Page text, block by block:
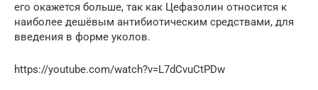
его окажется больше, так как Цефазолин относится к
наиболее дешёвым антибиотическим средствами, для
введения в форме уколов.
https://youtube.com/watch?v=L7dCvuCtPDw